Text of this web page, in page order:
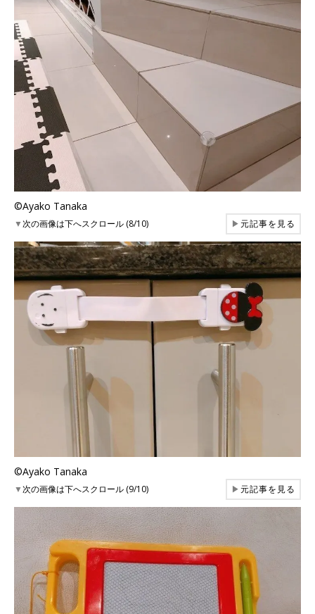
©Ayako Tanaka
▼次の画像は下へスクロール (8/10) ▶元記事を見る
©Ayako Tanaka
▼次の画像は下へスクロール (9/10) ▶元記事を見る